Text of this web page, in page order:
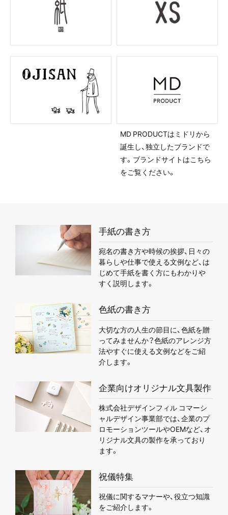
MD PRODUCTはミドリから
誕生し、独立したブランドで
す。ブランドサイトはこちら
をご覧ください。
手紙の書き方
宛名の書き方や時候の挨拶、日々の
暮らしや仕事で使える文例など、は
じめて手紙を書く方にもわかりや
すく説明します。
色紙の書き方
大切な方の人生の節目に、色紙を贈
ってみませんか？色紙のアレンジ方
法やすぐに使える文例などをご紹
介します。
企業向けオリジナル文具製作
株式会社デザインフィル コマーシ
ャルデザイン事業部では、企業のプ
ロモーションツールやOEMなど、オ
リジナル文具の製作を承っており
ます。
祝儀特集
祝儀に関するマナーや、役立つ知識
をご紹介します。